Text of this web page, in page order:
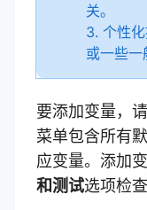
关。
3. 个性
或一些一
要添加变量，
菜单包含所有
应变量。添加
和测试选项检